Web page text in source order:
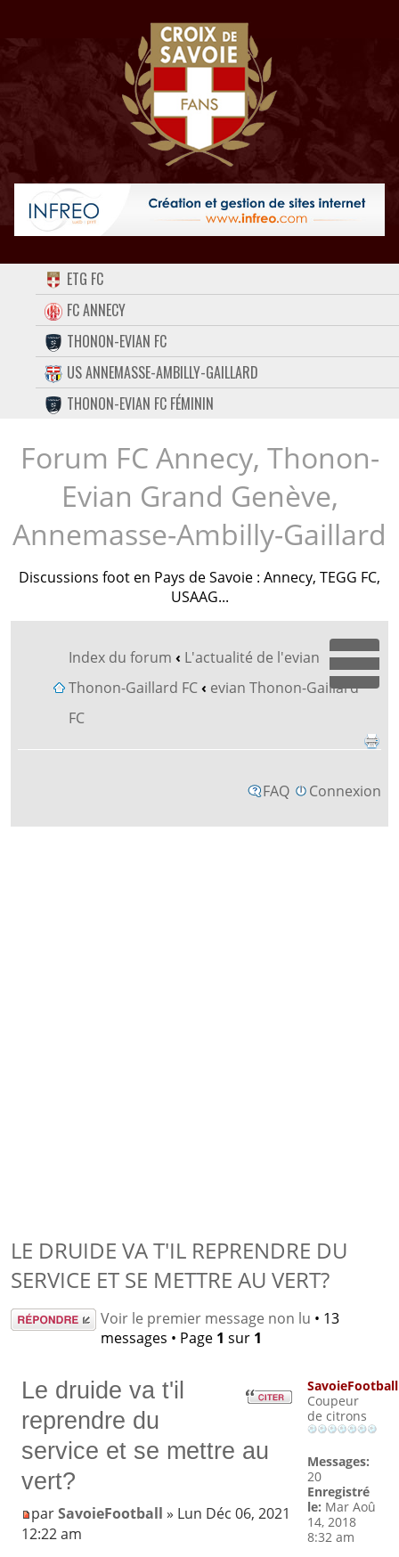
ACCUEIL
FORUM
CONTACT
FACEBOOK
TWITTER
INSTAGRAM
ETG FC
FC ANNECY
THONON-EVIAN FC
US ANNEMASSE-AMBILLY-GAILLARD
THONON-EVIAN FC FÉMININ
Forum FC Annecy, Thonon-
Evian Grand Genève,
Annemasse-Ambilly-Gaillard
Discussions foot en Pays de Savoie : Annecy, TEGG FC,
USAAG...
Index du forum ‹ L'actualité de l'evian
Thonon-Gaillard FC‹ evian Thonon-Gaillard
FC
FAQ Connexion
LE DRUIDE VA T'IL REPRENDRE DU
SERVICE ET SE METTRE AU VERT?
Répondre Voir le premier message non lu • 13
messages • Page 1 sur 1
Le druide va t'il
reprendre du
service et se mettre au
vert?
parSavoieFootball » Lun Déc 06, 2021
12:22 am
SavoieFootball
Coupeur
de citrons
Messages:
20
Enregistré
le: Mar Aoû
14, 2018
8:32 am